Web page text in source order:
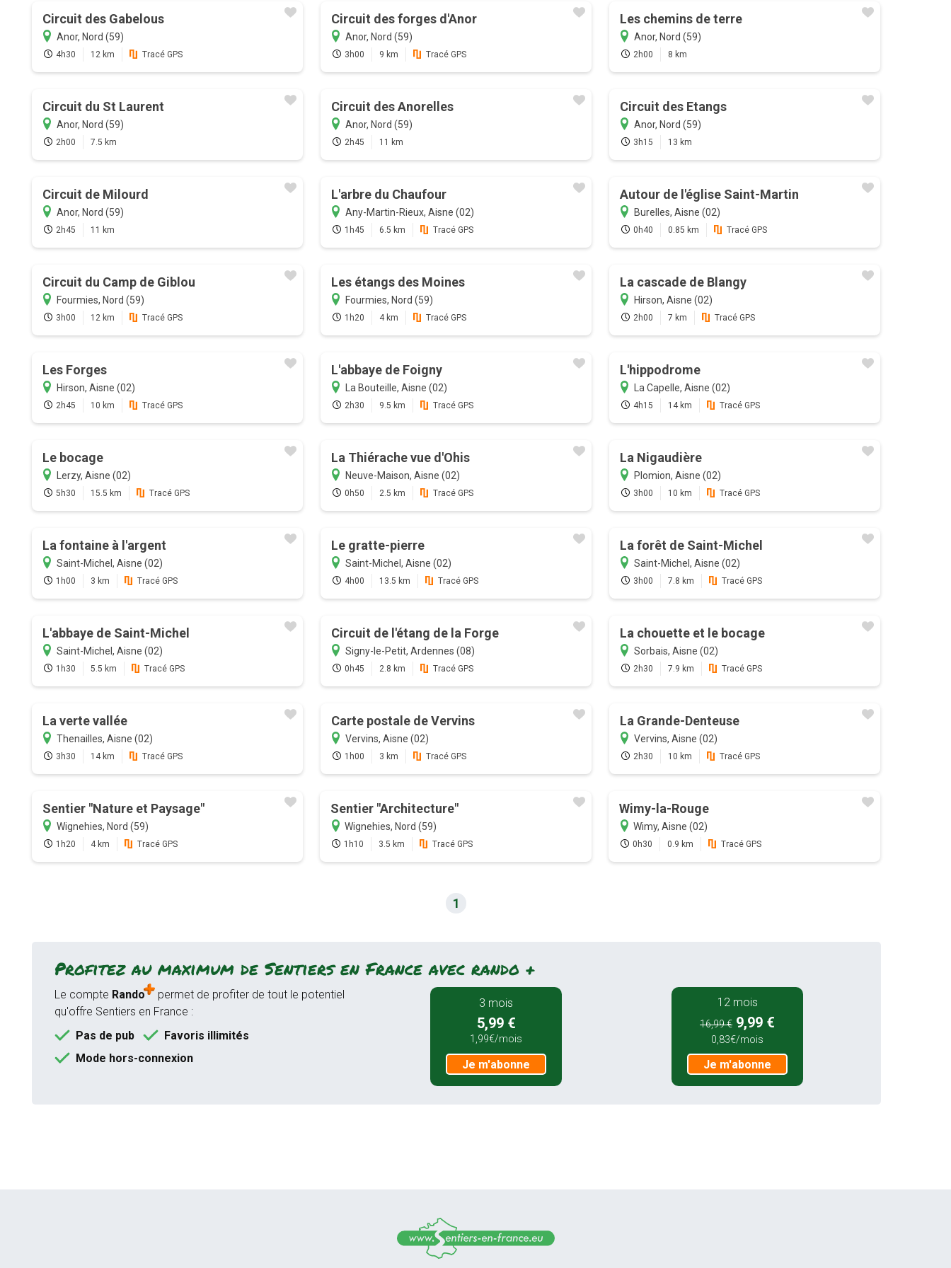
Circuit des Gabelous
Anor, Nord (59)
4h30 12 km Tracé GPS
Circuit des forges d'Anor
Anor, Nord (59)
3h00 9 km Tracé GPS
Les chemins de terre
Anor, Nord (59)
2h00 8 km
Circuit du St Laurent
Anor, Nord (59)
2h00 7.5 km
Circuit des Anorelles
Anor, Nord (59)
2h45 11 km
Circuit des Etangs
Anor, Nord (59)
3h15 13 km
Circuit de Milourd
Anor, Nord (59)
2h45 11 km
L'arbre du Chaufour
Any-Martin-Rieux, Aisne (02)
1h45 6.5 km Tracé GPS
Autour de l'église Saint-Martin
Burelles, Aisne (02)
0h40 0.85 km Tracé GPS
Circuit du Camp de Giblou
Fourmies, Nord (59)
3h00 12 km Tracé GPS
Les étangs des Moines
Fourmies, Nord (59)
1h20 4 km Tracé GPS
La cascade de Blangy
Hirson, Aisne (02)
2h00 7 km Tracé GPS
Les Forges
Hirson, Aisne (02)
2h45 10 km Tracé GPS
L'abbaye de Foigny
La Bouteille, Aisne (02)
2h30 9.5 km Tracé GPS
L'hippodrome
La Capelle, Aisne (02)
4h15 14 km Tracé GPS
Le bocage
Lerzy, Aisne (02)
5h30 15.5 km Tracé GPS
La Thiérache vue d'Ohis
Neuve-Maison, Aisne (02)
0h50 2.5 km Tracé GPS
La Nigaudière
Plomion, Aisne (02)
3h00 10 km Tracé GPS
La fontaine à l'argent
Saint-Michel, Aisne (02)
1h00 3 km Tracé GPS
Le gratte-pierre
Saint-Michel, Aisne (02)
4h00 13.5 km Tracé GPS
La forêt de Saint-Michel
Saint-Michel, Aisne (02)
3h00 7.8 km Tracé GPS
L'abbaye de Saint-Michel
Saint-Michel, Aisne (02)
1h30 5.5 km Tracé GPS
Circuit de l'étang de la Forge
Signy-le-Petit, Ardennes (08)
0h45 2.8 km Tracé GPS
La chouette et le bocage
Sorbais, Aisne (02)
2h30 7.9 km Tracé GPS
La verte vallée
Thenailles, Aisne (02)
3h30 14 km Tracé GPS
Carte postale de Vervins
Vervins, Aisne (02)
1h00 3 km Tracé GPS
La Grande-Denteuse
Vervins, Aisne (02)
2h30 10 km Tracé GPS
Sentier "Nature et Paysage"
Wignehies, Nord (59)
1h20 4 km Tracé GPS
Sentier "Architecture"
Wignehies, Nord (59)
1h10 3.5 km Tracé GPS
Wimy-la-Rouge
Wimy, Aisne (02)
0h30 0.9 km Tracé GPS
1
Profitez au maximum de Sentiers en France avec rando +
Le compte Rando
permet de profiter de tout le potentiel
qu'offre Sentiers en France :
Pas de pub
Favoris illimités
Mode hors-connexion
3 mois
5,99 €
1,99€/mois
Je m'abonne
12 mois
16,99 € 9,99 €
0,83€/mois
Je m'abonne